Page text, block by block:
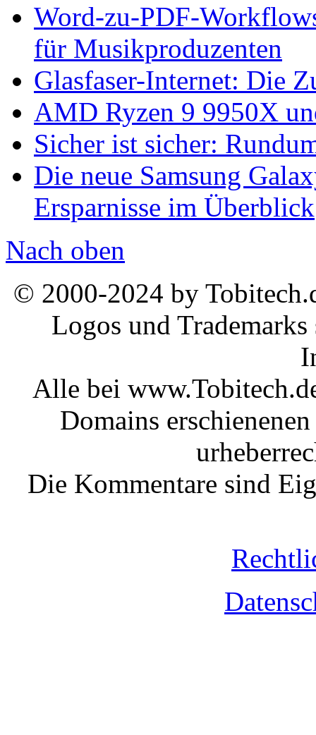
Word-zu-PDF-
für Musikproduzenten
Glasfaser-Internet: Die
AMD Ryzen 9 9950X
Sicher ist sicher:
Die neue Samsung
Ersparnisse im Überblick
Nach oben
© 2000-2024 by
Logos und
Alle bei
Domains
Die Kommentare sind